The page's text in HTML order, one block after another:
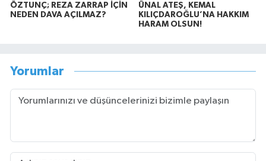
ÖZTUNÇ; REZA ZARRAP İÇİN
NEDEN DAVA AÇILMAZ?
ÜNAL ATEŞ, KEMAL
KILIÇDAROĞLU’NA HAKKIM
HARAM OLSUN!
Yorumlar